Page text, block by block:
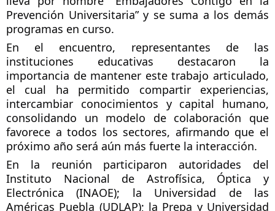
Prevención Universitaria” y se suma a los demás
programas en curso.
En el encuentro, representantes de las
instituciones educativas destacaron la
importancia de mantener este trabajo articulado,
el cual ha permitido compartir experiencias,
intercambiar conocimientos y capital humano,
consolidando un modelo de colaboración que
favorece a todos los sectores, afirmando que el
próximo año será aún más fuerte la interacción.
En la reunión participaron autoridades del
Instituto Nacional de Astrofísica, Óptica y
Electrónica (INAOE); la Universidad de las
Américas Puebla (UDLAP); la Prepa y Universidad